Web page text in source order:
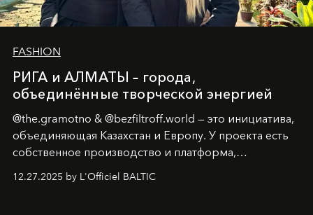
FASHION
РИГА и АЛМАТЫ – города,
объединённые творческой энергией
@the.gramotno & @bezfiltroff.world — это инициатива,
объединяющая Казахстан и Европу. У проекта есть
собственное производство и платформа,
предоставляющая возможности, поддержку и
решения для дизайнеров и молодых брендов.
12.27.2025 by L'Officiel BALTIC